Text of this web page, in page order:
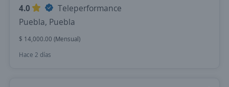
4.0
Teleperformance
Puebla, Puebla
$ 14,000.00 (Mensual)
Hace 2 días